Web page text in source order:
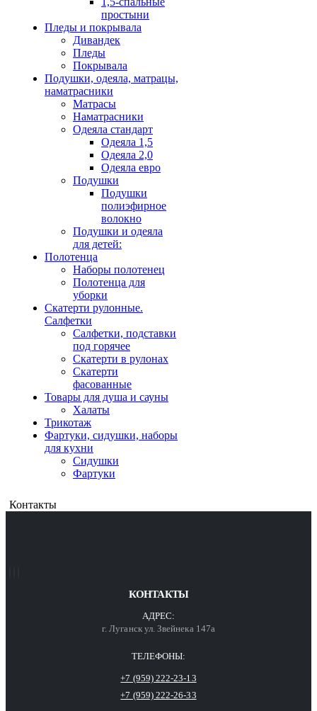
простыни
Пледы и покрывала
Дивандек
Пледы
Покрывала
Подушки, одеяла, матрацы,
наматрасники
Матрасы
Наматрасники
Одеяла стандарт
Одеяла 1,5
Одеяла 2,0
Одеяла евро
Подушки
Подушки
полиэфирное
волокно
Подушки и одеяла
для детей:
Полотенца
Наборы полотенец
Полотенца для
уборки
Скатерти рулонные.
Салфетки
Салфетки, подставки
под горячее
Скатерти в рулонах
Скатерти
фасованные
Товары для душа и сауны
Халаты
Трикотаж
Фартуки, сидушки, наборы
для кухни
Сидушки
Фартуки
Контакты
КОНТАКТЫ
АДРЕС:
г. Луганск ул. Звейнека 147а
ТЕЛЕФОНЫ:
+7 (959) 222-23-13
+7 (959) 222-26-33